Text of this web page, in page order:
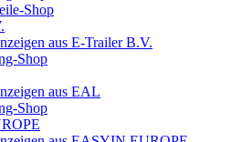
Shop
aus E-Trailer B.V.
Shop
aus EAL
Shop